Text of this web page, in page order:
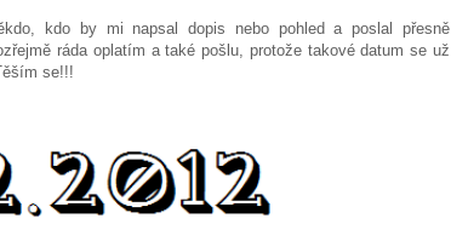
kdo by mi napsal dopis nebo pohled a poslal přesně
ráda oplatím a také pošlu, protože takové datum se už
se!!!